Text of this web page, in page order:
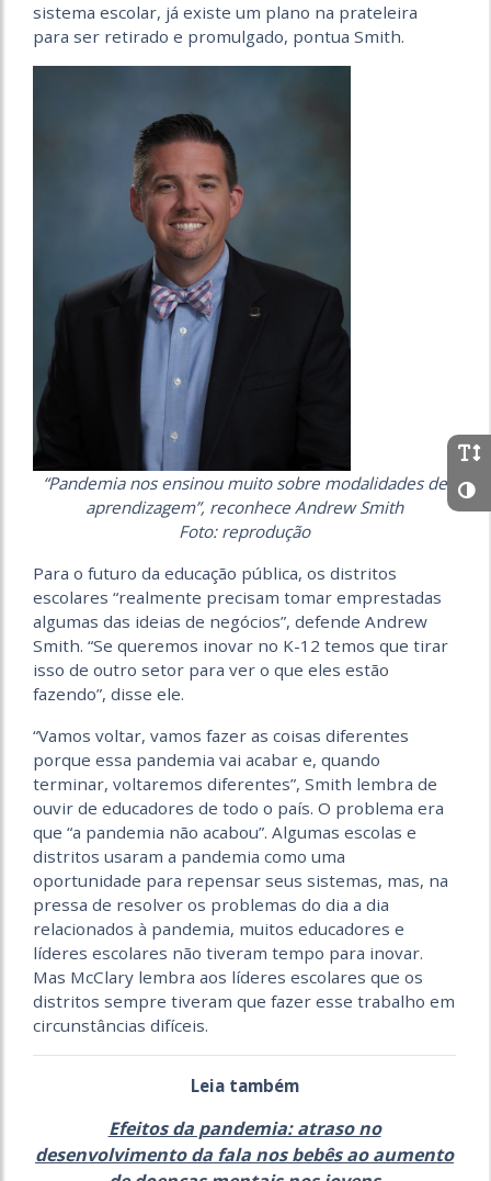
sistema escolar, já existe um plano na prateleira
para ser retirado e promulgado, pontua Smith.
“Pandemia nos ensinou muito sobre modalidades de
aprendizagem”, reconhece Andrew Smith
Foto: reprodução
Para o futuro da educação pública, os distritos
escolares “realmente precisam tomar emprestadas
algumas das ideias de negócios”, defende Andrew
Smith. “Se queremos inovar no K-12 temos que tirar
isso de outro setor para ver o que eles estão
fazendo”, disse ele.
“Vamos voltar, vamos fazer as coisas diferentes
porque essa pandemia vai acabar e, quando
terminar, voltaremos diferentes”, Smith lembra de
ouvir de educadores de todo o país. O problema era
que “a pandemia não acabou”. Algumas escolas e
distritos usaram a pandemia como uma
oportunidade para repensar seus sistemas, mas, na
pressa de resolver os problemas do dia a dia
relacionados à pandemia, muitos educadores e
líderes escolares não tiveram tempo para inovar.
Mas McClary lembra aos líderes escolares que os
distritos sempre tiveram que fazer esse trabalho em
circunstâncias difíceis.
Leia também
Efeitos da pandemia: atraso no
desenvolvimento da fala nos bebês ao aumento